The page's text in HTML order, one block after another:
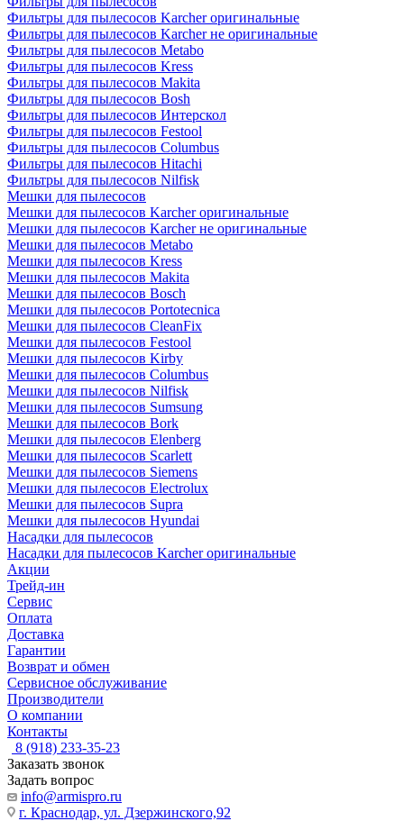
Фильтры для пылесосов Karcher оригинальные
Фильтры для пылесосов Karcher не оригинальные
Фильтры для пылесосов Metabo
Фильтры для пылесосов Kress
Фильтры для пылесосов Makita
Фильтры для пылесосов Bosh
Фильтры для пылесосов Интерскол
Фильтры для пылесосов Festool
Фильтры для пылесосов Columbus
Фильтры для пылесосов Hitachi
Фильтры для пылесосов Nilfisk
Мешки для пылесосов
Мешки для пылесосов Karcher оригинальные
Мешки для пылесосов Karcher не оригинальные
Мешки для пылесосов Metabo
Мешки для пылесосов Kress
Мешки для пылесосов Makita
Мешки для пылесосов Bosch
Мешки для пылесосов Portotecnica
Мешки для пылесосов CleanFix
Мешки для пылесосов Festool
Мешки для пылесосов Kirby
Мешки для пылесосов Columbus
Мешки для пылесосов Nilfisk
Мешки для пылесосов Sumsung
Мешки для пылесосов Bork
Мешки для пылесосов Elenberg
Мешки для пылесосов Scarlett
Мешки для пылесосов Siemens
Мешки для пылесосов Electrolux
Мешки для пылесосов Supra
Мешки для пылесосов Hyundai
Насадки для пылесосов
Насадки для пылесосов Karcher оригинальные
Акции
Трейд-ин
Сервис
Оплата
Доставка
Гарантии
Возврат и обмен
Сервисное обслуживание
Производители
О компании
Контакты
8 (918) 233-35-23
Заказать звонок
Задать вопрос
info@armispro.ru
г. Краснодар, ул. Дзержинского,92